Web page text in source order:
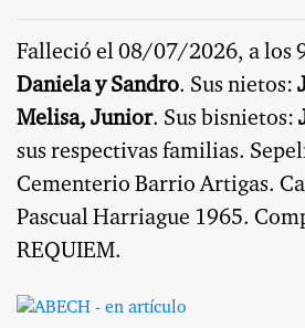
Falleció el 08/07/2026, a los
Daniela y Sandro. Sus nietos:
Melisa, Junior. Sus bisnietos:
sus respectivas familias.
Cementerio Barrio Artigas.
Pascual Harriague 1965.
REQUIEM.